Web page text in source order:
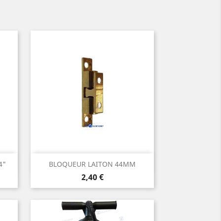
BLOQUEUR LAITON 44MM
Prix
2,40 €
Aperçu rapide